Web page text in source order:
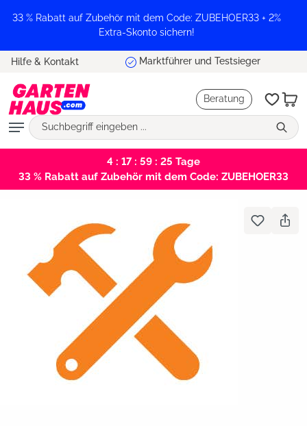
springen
33 % Rabatt auf Zubehör mit dem Code: ZUBEHOER33 + 2%
Extra-Skonto sichern!
Hilfe & Kontakt Marktführer und Testsieger
Beratung
4 : 17 : 59 : 25 Tage
33 % Rabatt auf Zubehör mit dem Code: ZUBEHOER33